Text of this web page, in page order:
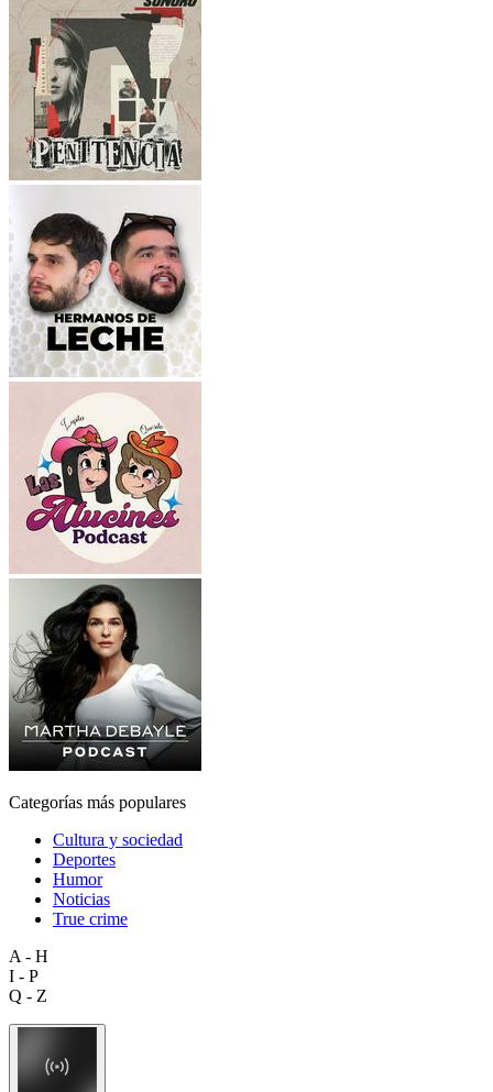
Categorías más populares
Cultura y sociedad
Deportes
Humor
Noticias
True crime
A - H
I - P
Q - Z